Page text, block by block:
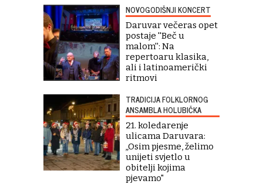
NOVOGODIŠNJI KONCERT
Daruvar večeras opet
postaje ''Beč u
malom'': Na
repertoaru klasika,
ali i latinoamerički
ritmovi
TRADICIJA FOLKLORNOG
ANSAMBLA HOLUBIČKA
21. koledarenje
ulicama Daruvara:
„Osim pjesme, želimo
unijeti svjetlo u
obitelji kojima
pjevamo"